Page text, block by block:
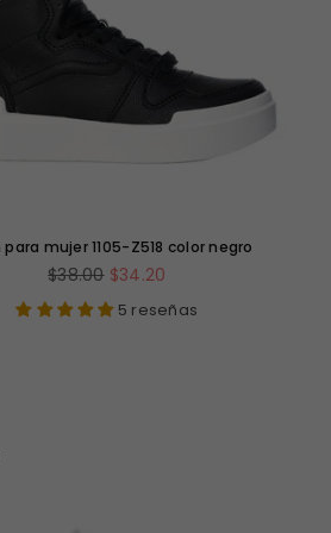
mujer 1105-Z518 color negro
Precio
$38.00 $34.20
5 reseñas